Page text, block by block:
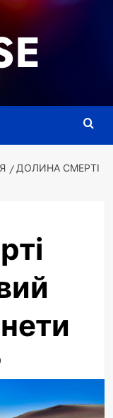
ДОЛИНА СМЕРТІ